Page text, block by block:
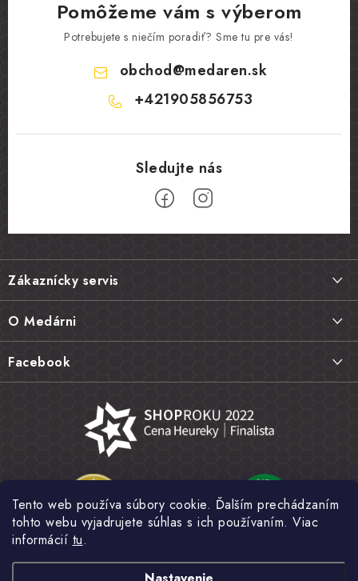
Tento web používa súbory cookie. Ďalším prechádzaním
tohto webu vyjadrujete súhlas s ich používaním. Viac
informácií tu.
Pomôžeme vám s výberom
Potrebujete s niečím poradiť? Sme tu pre vás!
obchod@medaren.sk
+421905856753
Z
á
p
ä
e
Zákaznícky servis
Vrátenie tovaru, výmena a reklamácie
Najčastejšie otázky FAQ
Hodnotenie obchodu
Obchodné podmienky
Ochrana osobných údajov
O Medárni
Náš príbeh
Kamenná predajňa
Fotogaléria
Novinky
Facebook